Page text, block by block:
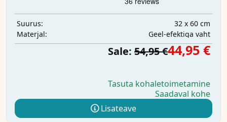
Suurus:
32 x 60 cm
Materjal:
Geel-efektiga vaht
Sale: 54,95 €44,95 €
Tasuta kohaletoimetamine
Saadaval kohe
Lisateave